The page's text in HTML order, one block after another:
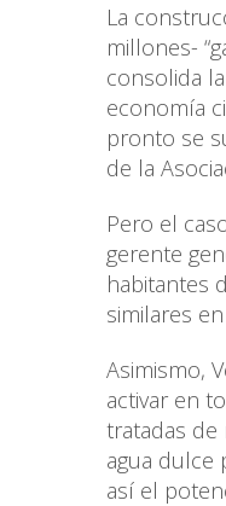
La
millones-
consolida
economía
pronto se
de la
Pero el
gerente
habitantes
similares
Asimismo,
activar en
tratadas de
agua dulce
así el